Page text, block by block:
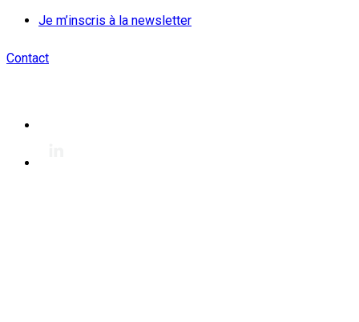
Je m’inscris à la newsletter
Contact